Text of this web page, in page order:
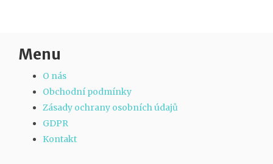
Menu
O nás
Obchodní podmínky
Zásady ochrany osobních údajů
GDPR
Kontakt